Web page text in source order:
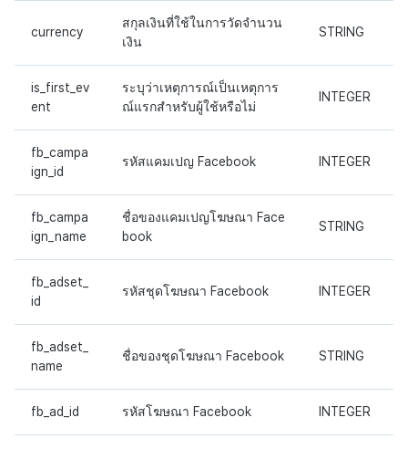
currency
สกุลเงินที่ใช้ในการวัดจำนวน
เงิน
STRING
is_first_ev
ent
ระบุว่าเหตุการณ์เป็นเหตุการ
ณ์แรกสำหรับผู้ใช้หรือไม่
INTEGER
fb_campa
ign_id
รหัสแคมเปญ Facebook INTEGER
fb_campa
ign_name
ชื่อของแคมเปญโฆษณา Face
book
STRING
fb_adset_
id
รหัสชุดโฆษณา Facebook INTEGER
fb_adset_
name
ชื่อของชุดโฆษณา Facebook STRING
fb_ad_id รหัสโฆษณา Facebook INTEGER